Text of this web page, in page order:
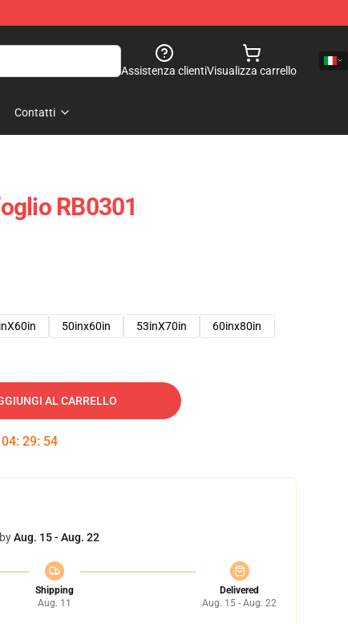
Assistenza clientiVisualizza carrello
Contatti
RB0301
50inx60in 53inX70in 60inx80in
AL CARRELLO
04: 29: 53
Aug. 15 - Aug. 22
Shipping
Aug. 11
Delivered
Aug. 15 - Aug. 22